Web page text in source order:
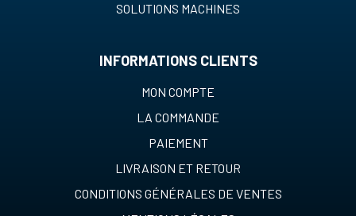
SOLUTIONS MACHINES
INFORMATIONS CLIENTS
MON COMPTE
LA COMMANDE
PAIEMENT
LIVRAISON ET RETOUR
CONDITIONS GÉNÉRALES DE VENTES